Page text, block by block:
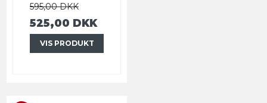
595,00 DKK
525,00 DKK
VIS PRODUKT